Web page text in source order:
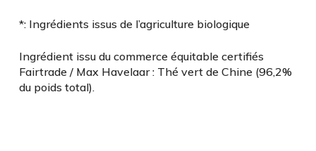
*: Ingrédients issus de l’agriculture biologique
Ingrédient issu du commerce équitable certifiés
Fairtrade / Max Havelaar : Thé vert de Chine (96,2%
du poids total).